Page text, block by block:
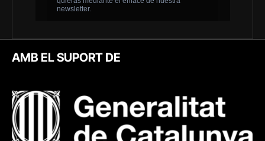
AMB EL SUPORT DE